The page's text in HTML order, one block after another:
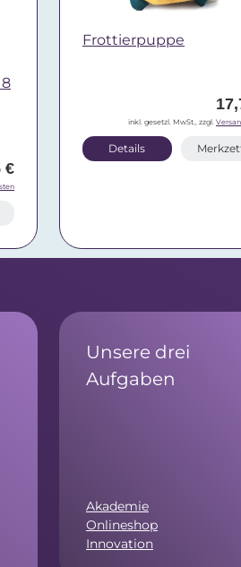
€
Frottierpuppe
inkl. gesetzl. MwSt., zzgl.
Details
Unsere drei
Aufgaben
Akademie
Onlineshop
Innovation